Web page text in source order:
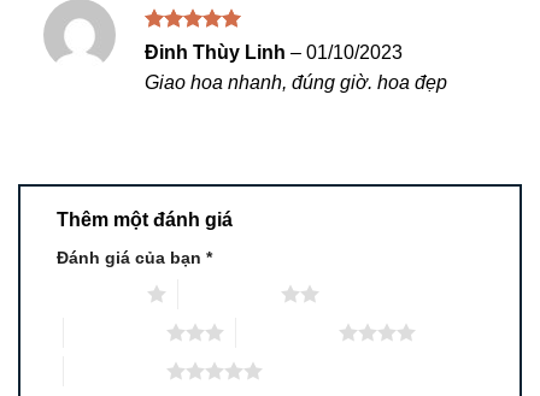
Được xếp
sao
Đinh Thùy Linh – 01/10/2023
Giao hoa nhanh, đúng giờ. hoa đẹp
Thêm một đánh giá
Đánh giá của bạn *